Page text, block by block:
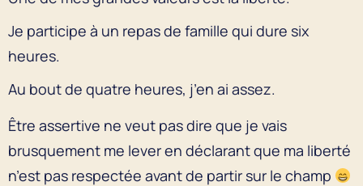
Je participe à un repas de famille qui dure six
heures.
Au bout de quatre heures, j’en ai assez.
Être assertive ne veut pas dire que je vais
brusquement me lever en déclarant que ma liberté
n’est pas respectée avant de partir sur le champ